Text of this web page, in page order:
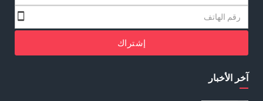
إشتراك
آخر الأخبار